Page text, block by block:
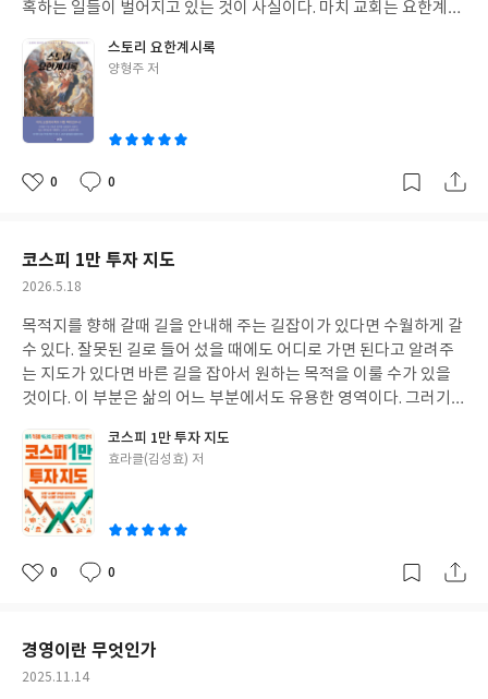
불가능한 길이다. 믿음으로 살기 위해서 기도와 함께 가야 한다. 나
를 살리는 기도에 나오는 수많은 믿음의 사람들이 기도를 통하여 어
떻게 자신의 삶을 만들어갔는지를 확인하면서 지금 나의 삶의 자리
에서 어떻게 기도를 만들어야 할지에 대한 방향을 잡을 수 있을 것이
다. 성경에 나오는 인물들의 삶과 기도를 통하여 나를 살리는 기도를
지금 시작해 보기를 소망해 본다.
혹하는 일들이 벌어지고 있는 것이 사실이다. 마치 교회는 요한계시
일들이 벌어지고 있다. 그러기 때문에 요한계시록에 대한 이해를 가
지고 있는 것이 중요한데, 이러한 부분을 충족시켜주는 책이 바로
스토리 요한계시록이다. 스토리 요한계시록은 눈앞에 펼쳐진 듯 입
체적으로 평신도들이 쉽게 이해할 수 있도록 구성되었다. 요한계시
록의 책들을 읽어보면 어려운 부분들이 많고, 내용도 방대하다가 보
니까 이해하는데 어려움을 겪는 현실에서 스토리 요한계시록을 통
더욱 쉽고 재미있게 이해할 수 있을까?라는 고민에서 탄생한 책이
다. 요한 계시록의 내용을 가장 효과적으로 전달하기 위해서는 스토
리텔링으로 풀어내는 것이 가장 좋다는 생각으로 기획되어졌기 때
문에 책의 제목 또한 스토리 요한계시록이다. 그렇기 때문에 요한계
시록의 내용에 대한 이해와 함께 요한계시록 전체를 뚜렷하고 명확
하게 그리고 생생하게 이해할 수 있을 것이다. 차례는 요한계시록 각
장의 순서를 따라 22장으로 구성되었고, 본문을 이해하기 쉽게 도
막에는 요한계시록 전장의 핵심 내용을 다룸으로 각 장을 스토리로
어떻게 이해해야 하는지 알려주고 있다. 이 책의 특징은 요한계시록
전체를 이해할 수 있을 뿐만 아니라 각 장의 핵심적인 내용이 무엇인
지 알 수 있기 때문에 숲과 나무를 동시에 볼 수 있는 구조로 되어 있
어서 요한계시록을 이해하는데 탁월한 책이다. 이 책을 통해서 요한
계시록에 대한 바른 이해를 통하여 미혹되는 일들이 줄어들고, 하나
님의 말씀을 더 명확하게 이해함으로 말씀안에 견고하게 세워지기
스토리 요한계시록
글
양형주 저
좋
0
댓
0
작
코스피 1만 투자 지도
작
일
2026.5.18
목적지를 향해 갈때 길을 안내해 주는 길잡이가 있다면 수월하게 갈
수 있다. 잘못된 길로 들어 섰을 때에도 어디로 가면 된다고 알려주
는 지도가 있다면 바른 길을 잡아서 원하는 목적을 이룰 수가 있을
것이다. 이 부분은 삶의 어느 부분에서도 유용한 영역이다. 그러기
이다. 투자에 대한 부분도 마찬가지라고 생각한다. 지금은 코스피 8
000을 찍은 시점에서 내려가고 있는데, 이 시장은 어느 누구도 경험
해 보지 못한 상황이다. 여러 가지 상황과 데이터를 통해서 어디로
가면 된다고 알려준다면 보다 더 잘 대응함으로 원하는 성과를 얻을
수 있을 것이다. 이러한 책이 바로 코스피 1만 투자 지도이다. 코스피
1만 투자 지도는 책 제목에서도 독자들이 느낄 수 있듯이 코스피 1
터지는데, 이런 상황에서도 어디로 가면 된다고 알려주는 친절한 지
도 같은 책이 있다면 좋을텐데 코스피 1만 투자 지도가 바로 그런 책
이다. 저자는 코스피가 6000에서 1만으로 가려면 새로운 동력이 필
코스피 1만 투자 지도
글
효라클(김성효) 저
좋
0
댓
0
작
경영이란 무엇인가
작
2025.11.14